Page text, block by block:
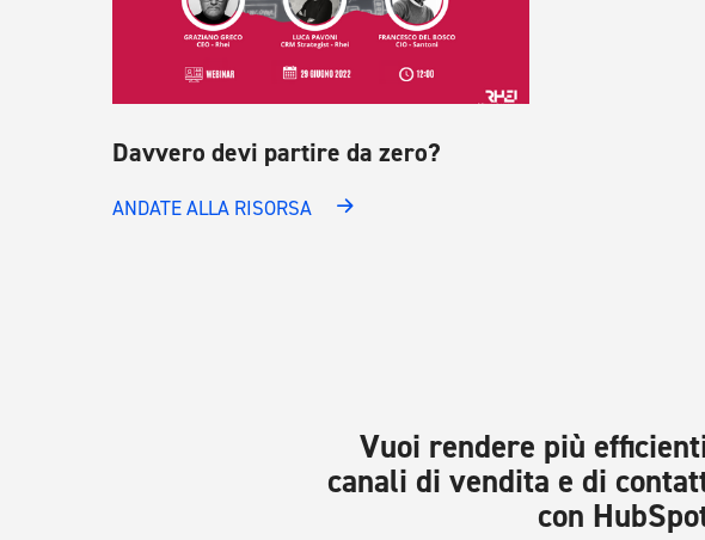
Davvero devi partire da zero?
ANDATE ALLA RISORSA
Vuoi rendere più
canali di vendita e di
con